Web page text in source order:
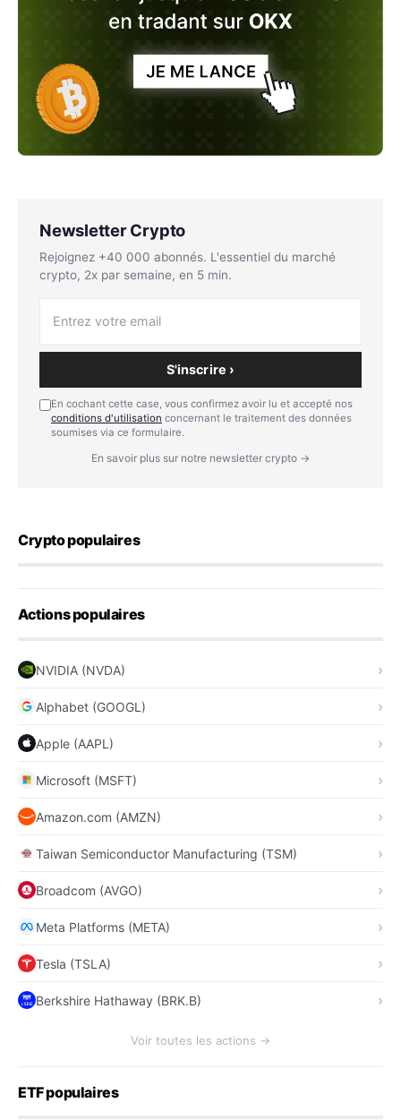
Newsletter Crypto
Rejoignez +40 000 abonnés. L'essentiel du marché
crypto, 2x par semaine, en 5 min.
S'inscrire ›
En cochant cette case, vous confirmez avoir lu et accepté nos
conditions d'utilisation concernant le traitement des données
soumises via ce formulaire.
En savoir plus sur notre newsletter crypto →
Crypto populaires
Actions populaires
NVIDIA (NVDA)
Alphabet (GOOGL)
Apple (AAPL)
Microsoft (MSFT)
Amazon.com (AMZN)
Taiwan Semiconductor Manufacturing (TSM)
Broadcom (AVGO)
Meta Platforms (META)
Tesla (TSLA)
Berkshire Hathaway (BRK.B)
Voir toutes les actions →
ETF populaires